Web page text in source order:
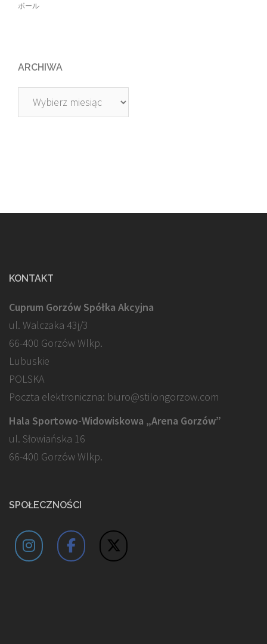
ボール
ARCHIWA
Archiwa
KONTAKT
Cuprum Gorzów Spółka Akcyjna
ul. Walczaka 43j/3
66-400 Gorzów Wlkp.
Lubuskie
POLSKA
Poczta elektroniczna: biuro@stilongorzow.com
Hala Sportowo-Widowiskowa „Arena Gorzów”
ul. Słowiańska 16
66-400 Gorzów Wlkp.
SPOŁECZNOŚCI